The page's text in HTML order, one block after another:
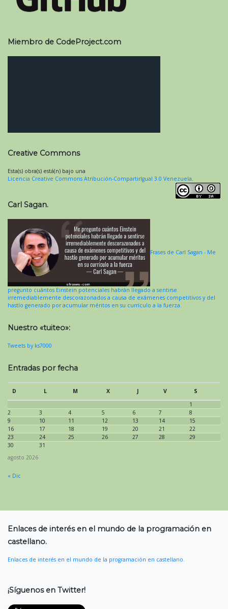
Miembro de CodeProject.com
Creative Commons
Esta(s) obra(s) está(n) bajo una
Licencia Creative Commons Atribución-CompartirIgual 3.0 Venezuela.
Carl Sagan.
Frases de Carl Sagan - Me
pregunto cuántos Einstein potenciales habrán llegado a sentirse
irremediablemente descorazonados a causa de exámenes competitivos y del
hastío generado por acumular méritos en su currículo a la fuerza.
Nuestro «tuiteo»:
Tweets by ks7000
Entradas por fecha
agosto 2026
D L M X J V
S
1
2
3 4 5 6 7
8
9
10 11 12 13 14
15
16
17 18 19 20 21
22
23
24 25 26 27 28
29
30
31
« Dic
Enlaces de interés en el mundo de la programación en
castellano.
Enlaces de interés en el mundo de la programación en castellano.
¡Síguenos en Twitter!